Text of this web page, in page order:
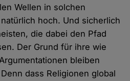
Wellen in solchen
hoch. Und sicherlich
die dabei den Pfad
Der Grund für ihre wie
bleiben
dass Religionen global